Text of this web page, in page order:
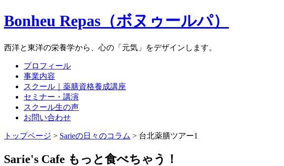
Bonheu Repas（ボヌゥールパ）
西洋と東洋の栄養学から、心の「元気」をデザインします。
プロフィール
事業内容
スクール｜薬膳資格養成講座
セミナー・講演
スクール生の声
お問い合わせ
トップページ > Sarieの日々のコラム > 台北薬膳ツアー1
Sarie's Cafe もっと食べちゃう！